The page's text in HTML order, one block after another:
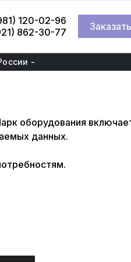
120-02-96
862-30-77
-
оборудования
данных.